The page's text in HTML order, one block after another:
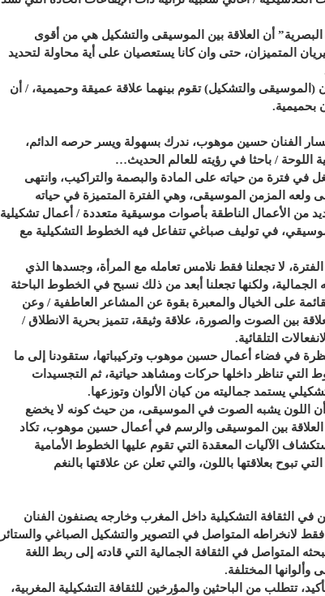
أن العلاقة بين الموسيقى والتشكيل هي من أقوى
المتميزان، حتى وان كانا يستعصيان على أية محاولة لتحديد
(الموسيقى والتشكيل) تقوم بينهما علاقة عميقة وحميمية، / أن
بحميمية.
الفنان حسين موهوب، ندرك بسهولة ويسر حرصه الدائم،
اللوحة / باحثا في رؤيته للعالم الحديث…
في فترة من حياته على المادة والبصمة والتراكيب، وانتهى
ولعه المزمن الموسيقى، وهي الفترة المتميزة في حياته
من الأعمال الناطقة بأصوات موسيقية متعددة / أعمال تشكيلية
في توليف صباغي تتفاعل فيه الخطوط التشكيلية مع
لا تجعلنا فقط نلامس تعامله مع المرأة، وجسدها الذي
ولكنها تجعلنا أبعد من ذلك نسبح في الخطوط الباحثة
على الخيال والمعبرة بقوة عن المشاعر العاطفية / وعن
بين الصوت والصورة، علاقة وثيقة، تتميز بحرية الانطلاق /
التلقائية.
في فضاء أعمال حسين موهوب وتركيباتها، ستقودنا إلى ما
التي تناظر داخلها حركات ومشاهد حياتية، ثم التجسيدات
يستمد جماليته من كيان الألوان وتوزعها.
أن اللون يشبه الصوت في الموسيقى، من حيث كونه لا يخضع
العلاقة بين الموسيقى والرسم في أعمال حسين موهوب، تكاد
الآليات المعقدة التي تقوم عليها الخطوط الأمامية
تبوح بعلاقتها باللون، والتي تعلن عن علاقتها بالنغم
في الثقافة التشكيلية داخل المغرب وخارجه يصنفون الفنان
لانخراطه المتواصل في التصوير والتشكيل الصباغي والستائر
المتواصل في الثقافة الجمالية التي قادته إلى ربط اللغة
وألوانها المختلفة.
تتطلب من الباحثين والمؤرخين للثقافة التشكيلية المغربية،